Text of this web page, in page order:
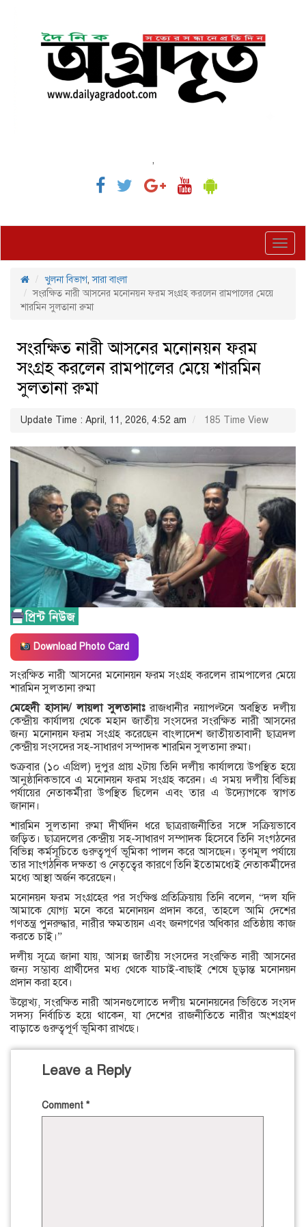
,
খুলনা বিভাগ,সারা বাংলা
সংরক্ষিত নারী আসনের মনোনয়ন ফরম সংগ্রহ করলেন রামপালের মেয়ে
শারমিন সুলতানা রুমা
সংরক্ষিত নারী আসনের মনোনয়ন ফরম
সংগ্রহ করলেন রামপালের মেয়ে শারমিন
সুলতানা রুমা
Update Time : April, 11, 2026, 4:52 am 185 Time View
Download Photo Card
সংরক্ষিত নারী আসনের মনোনয়ন ফরম সংগ্রহ করলেন রামপালের মেয়ে
শারমিন সুলতানা রুমা
মেহেদী হাসান/ লায়লা সুলতানাঃরাজধানীর নয়াপল্টনে অবস্থিত দলীয়
কেন্দ্রীয় কার্যালয় থেকে মহান জাতীয় সংসদের সংরক্ষিত নারী আসনের
জন্য মনোনয়ন ফরম সংগ্রহ করেছেন বাংলাদেশ জাতীয়তাবাদী ছাত্রদল
কেন্দ্রীয় সংসদের সহ-সাধারণ সম্পাদক শারমিন সুলতানা রুমা।
শুক্রবার (১০ এপ্রিল) দুপুর প্রায় ২টায় তিনি দলীয় কার্যালয়ে উপস্থিত হয়ে
আনুষ্ঠানিকভাবে এ মনোনয়ন ফরম সংগ্রহ করেন। এ সময় দলীয় বিভিন্ন
পর্যায়ের নেতাকর্মীরা উপস্থিত ছিলেন এবং তার এ উদ্যোগকে স্বাগত
জানান।
শারমিন সুলতানা রুমা দীর্ঘদিন ধরে ছাত্ররাজনীতির সঙ্গে সক্রিয়ভাবে
জড়িত। ছাত্রদলের কেন্দ্রীয় সহ-সাধারণ সম্পাদক হিসেবে তিনি সংগঠনের
বিভিন্ন কর্মসূচিতে গুরুত্বপূর্ণ ভূমিকা পালন করে আসছেন। তৃণমূল পর্যায়ে
তার সাংগঠনিক দক্ষতা ও নেতৃত্বের কারণে তিনি ইতোমধ্যেই নেতাকর্মীদের
মধ্যে আস্থা অর্জন করেছেন।
মনোনয়ন ফরম সংগ্রহের পর সংক্ষিপ্ত প্রতিক্রিয়ায় তিনি বলেন, “দল যদি
আমাকে যোগ্য মনে করে মনোনয়ন প্রদান করে, তাহলে আমি দেশের
গণতন্ত্র পুনরুদ্ধার, নারীর ক্ষমতায়ন এবং জনগণের অধিকার প্রতিষ্ঠায় কাজ
করতে চাই।”
দলীয় সূত্রে জানা যায়, আসন্ন জাতীয় সংসদের সংরক্ষিত নারী আসনের
জন্য সম্ভাব্য প্রার্থীদের মধ্য থেকে যাচাই-বাছাই শেষে চূড়ান্ত মনোনয়ন
প্রদান করা হবে।
উল্লেখ্য, সংরক্ষিত নারী আসনগুলোতে দলীয় মনোনয়নের ভিত্তিতে সংসদ
সদস্য নির্বাচিত হয়ে থাকেন, যা দেশের রাজনীতিতে নারীর অংশগ্রহণ
বাড়াতে গুরুত্বপূর্ণ ভূমিকা রাখছে।
Leave a Reply
Comment *